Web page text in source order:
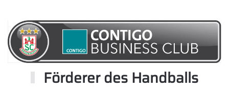
Förderer des Handballs